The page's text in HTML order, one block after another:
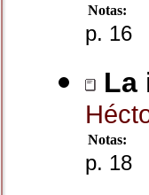
Notas:
p. 16
La
Notas:
p. 18